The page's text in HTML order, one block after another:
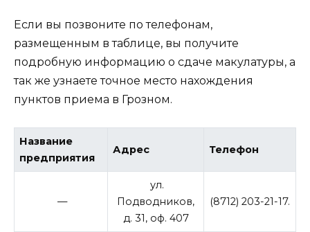
Если вы позвоните по телефонам,
размещенным в таблице, вы получите
подробную информацию о сдаче макулатуры, а
так же узнаете точное место нахождения
пунктов приема в Грозном.
Название
предприятия
Адрес Телефон
—
ул.
Подводников,
д. 31, оф. 407
(8712) 203-21-17.